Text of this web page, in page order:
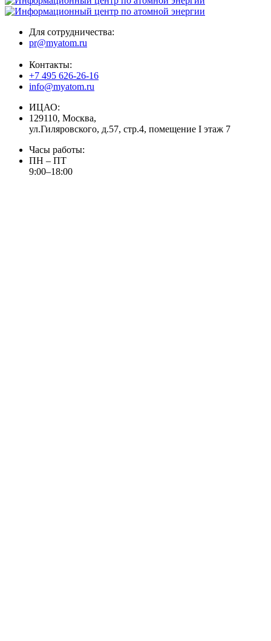
Для сотрудничества:
pr@myatom.ru
Контакты:
+7 495 626-26-16
info@myatom.ru
ИЦАО:
129110, Москва,
ул.Гиляровского, д.57, стр.4, помещение I этаж 7
Часы работы:
ПН – ПТ
9:00–18:00